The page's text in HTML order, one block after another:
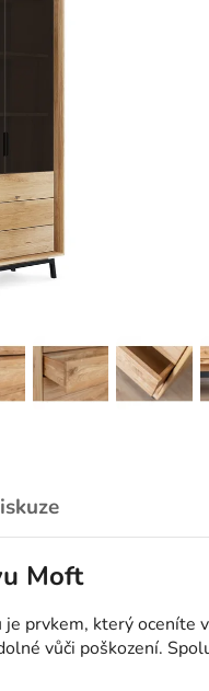
Moft
je prvkem, který
vůči poškození.